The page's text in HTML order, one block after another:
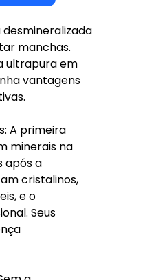
manchas.
ultrapura em
vantagens
A primeira
minerais na
após a
cristalinos,
e o
Seus